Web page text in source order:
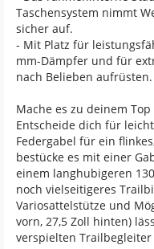
Taschensystem nimmt
sicher auf.
- Mit Platz für
mm-Dämpfer und für
nach Belieben aufrüsten.
Mache es zu deinem Top
Entscheide dich für
Federgabel für ein
bestücke es mit einer
einem langhubigeren
noch vielseitigeres
Variosattelstütze und
vorn, 27,5 Zoll hinten)
verspielten